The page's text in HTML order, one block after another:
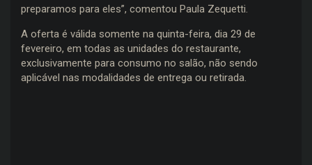
preparamos para eles”, comentou Paula Zequetti.
A oferta é válida somente na quinta-feira, dia 29 de
fevereiro, em todas as unidades do restaurante,
exclusivamente para consumo no salão, não sendo
aplicável nas modalidades de entrega ou retirada.